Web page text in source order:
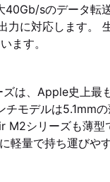
40Gb/sのデータ転
力に対応します。
ます。
は、Apple史上最
チモデルは5.1mm
M2シリーズも薄型
軽量で持ち運びや